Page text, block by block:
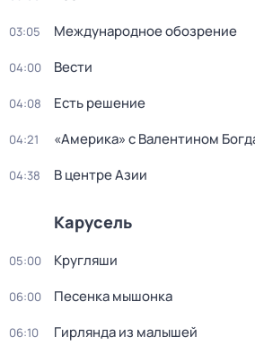
03:05 Международное обозрение
04:00 Вести
04:08 Есть решение
04:21 «Америка» с Валентином
04:38 В центре Азии
Карусель
05:00 Кругляши
06:00 Песенка мышонка
06:10 Гирлянда из малышей